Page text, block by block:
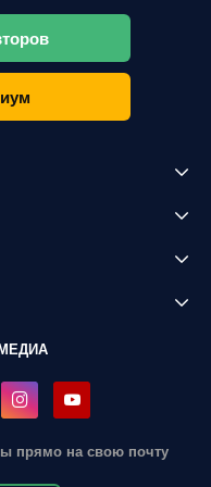
прямо на свою почту